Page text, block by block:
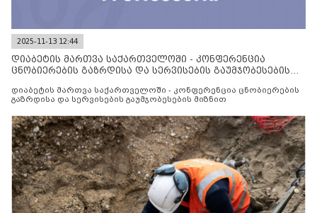
2025-11-13 12:44
დიაბეტის მართვა საქართველოში - კონფერენცია
ცნობიერების გაზრდისა და სერვისების გაუმჯობესების
დიაბეტის მართვა საქართველოში - კონფერენცია ცნობიერების
გაზრდისა და სერვისების გაუმჯობესების მიზნით